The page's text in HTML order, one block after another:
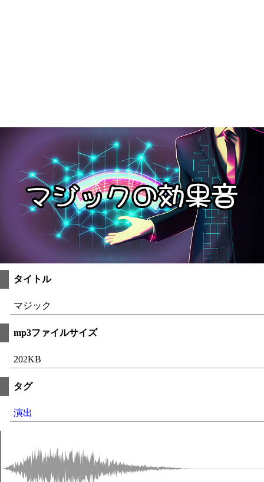
タイトル
マジック
mp3ファイルサイズ
202KB
タグ
演出